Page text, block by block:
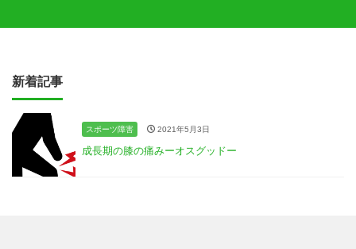
新着記事
スポーツ障害 2021年5月3日
成長期の膝の痛みーオスグッドー